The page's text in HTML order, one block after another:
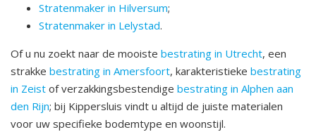
Stratenmaker in Hilversum;
Stratenmaker in Lelystad.
Of u nu zoekt naar de mooiste bestrating in Utrecht, een
strakke bestrating in Amersfoort, karakteristieke bestrating
in Zeist of verzakkingsbestendige bestrating in Alphen aan
den Rijn; bij Kippersluis vindt u altijd de juiste materialen
voor uw specifieke bodemtype en woonstijl.